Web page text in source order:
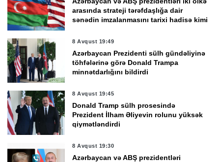
arasında strateji tərəfdaşlığa dair
sənədin imzalanmasını tarixi hadisə kimi
8 Avqust 19:49
Azərbaycan Prezidenti sülh gündəliyinə
töhfələrinə görə Donald Trampa
minnətdarlığını bildirdi
8 Avqust 19:45
Donald Tramp sülh prosesində
Prezident İlham Əliyevin rolunu yüksək
qiymətləndirdi
8 Avqust 19:30
Azərbaycan və ABŞ prezidentləri